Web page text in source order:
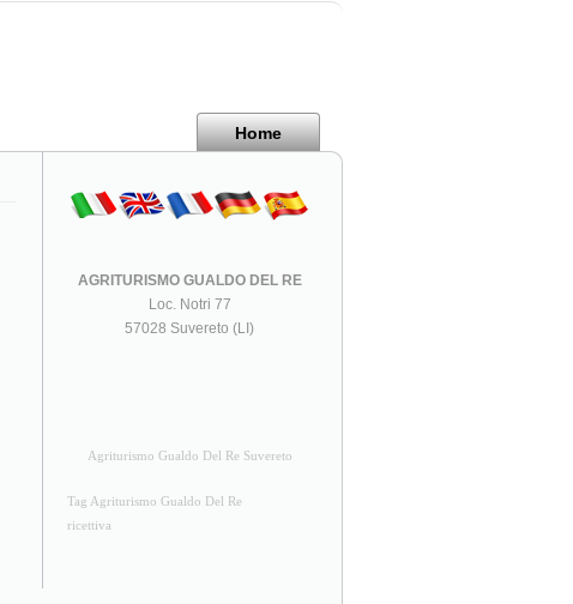
Home
AGRITURISMO GUALDO DEL RE
Loc. Notri 77
57028 Suvereto (LI)
Agriturismo Gualdo Del Re Suvereto
Tag Agriturismo Gualdo Del Re
ricettiva